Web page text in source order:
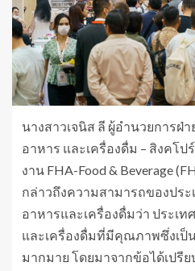
นางสาวเจนิส ลี ผู้อำนวยการฝ่
อาหาร และเครื่องดื่ม – สิงคโ
งาน FHA-Food & Beverage
กล่าวถึงความสามารถของปร
อาหารและเครื่องดื่มว่า ประเ
และเครื่องดื่มที่มีคุณภาพซึ่งเป็
มากมาย โดยมาจากข้อได้เปรี